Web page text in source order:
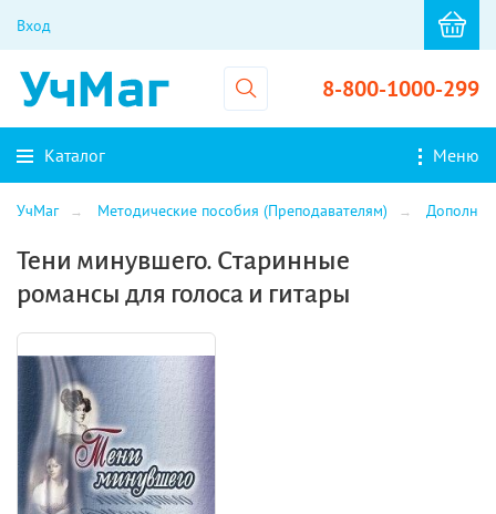
Вход
8-800-1000-299
Каталог Меню
УчМаг Методические пособия (Преподавателям)
Тени минувшего. Старинные
романсы для голоса и гитары